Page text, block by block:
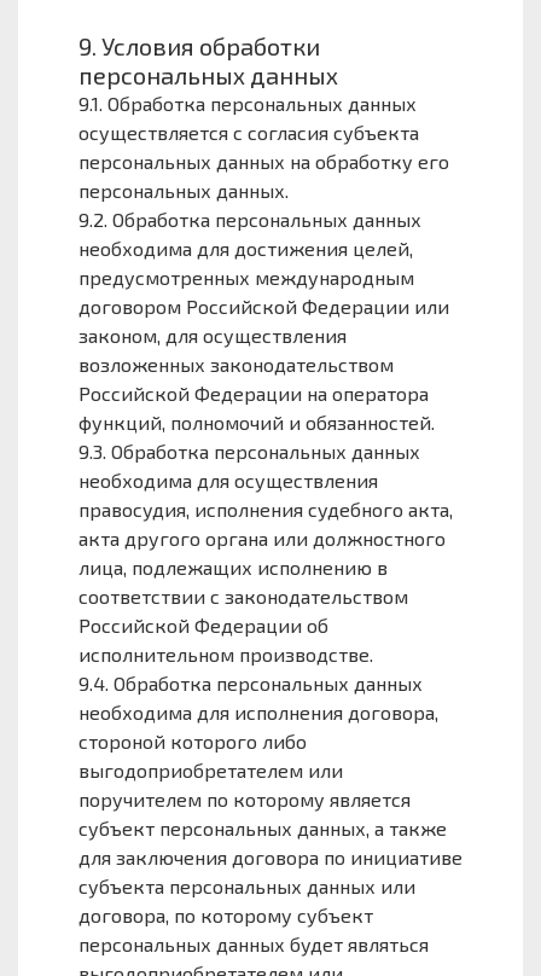
9. Условия обработки
персональных данных
9.1. Обработка персональных данных
осуществляется с согласия субъекта
персональных данных на обработку его
персональных данных.
9.2. Обработка персональных данных
необходима для достижения целей,
предусмотренных международным
договором Российской Федерации или
законом, для осуществления
возложенных законодательством
Российской Федерации на оператора
функций, полномочий и обязанностей.
9.3. Обработка персональных данных
необходима для осуществления
правосудия, исполнения судебного акта,
акта другого органа или должностного
лица, подлежащих исполнению в
соответствии с законодательством
Российской Федерации об
исполнительном производстве.
9.4. Обработка персональных данных
необходима для исполнения договора,
стороной которого либо
выгодоприобретателем или
поручителем по которому является
субъект персональных данных, а также
для заключения договора по инициативе
субъекта персональных данных или
договора, по которому субъект
персональных данных будет являться